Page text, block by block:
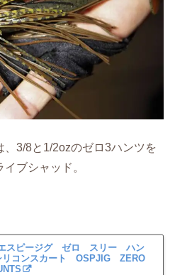
、3/8と1/2ozのゼロ3ハンツを
ブシャッド。
スピージグ ゼロ スリー ハン
コンスカート OSPJIG ZERO